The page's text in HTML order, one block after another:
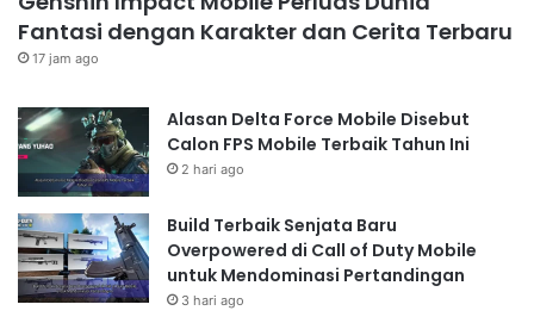
Fantasi dengan Karakter dan Cerita Terbaru
17 jam ago
Alasan Delta Force Mobile Disebut
Calon FPS Mobile Terbaik Tahun Ini
2 hari ago
Build Terbaik Senjata Baru
Overpowered di Call of Duty Mobile
untuk Mendominasi Pertandingan
3 hari ago